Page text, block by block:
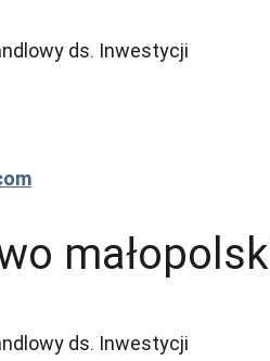
ds. Inwestycji
ds. Inwestycji